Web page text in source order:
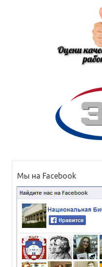
Мы на Facebook